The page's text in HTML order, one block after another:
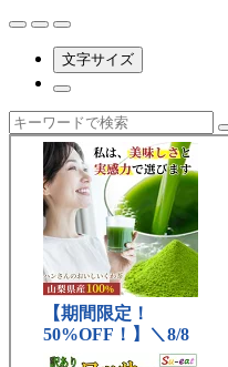
文字サイズ